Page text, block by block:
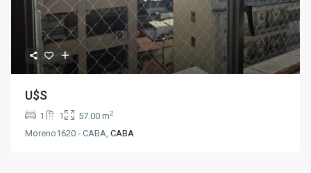
U$S
1 1 57.00 m2
Moreno1620 - CABA,CABA